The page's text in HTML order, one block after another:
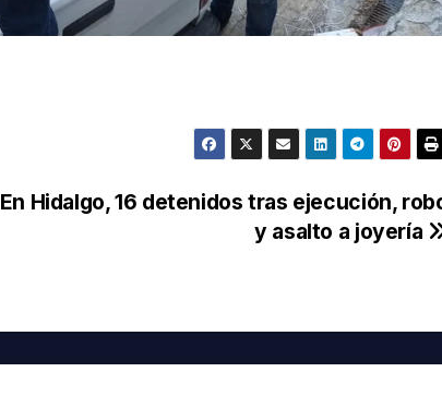
En Hidalgo, 16 detenidos tras ejecución,
y asalto a joyería